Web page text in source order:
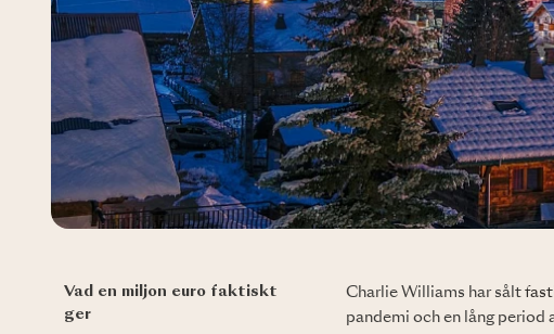
Vad en miljon euro faktiskt
ger
Charlie Williams har sålt
pandemi och en lång period